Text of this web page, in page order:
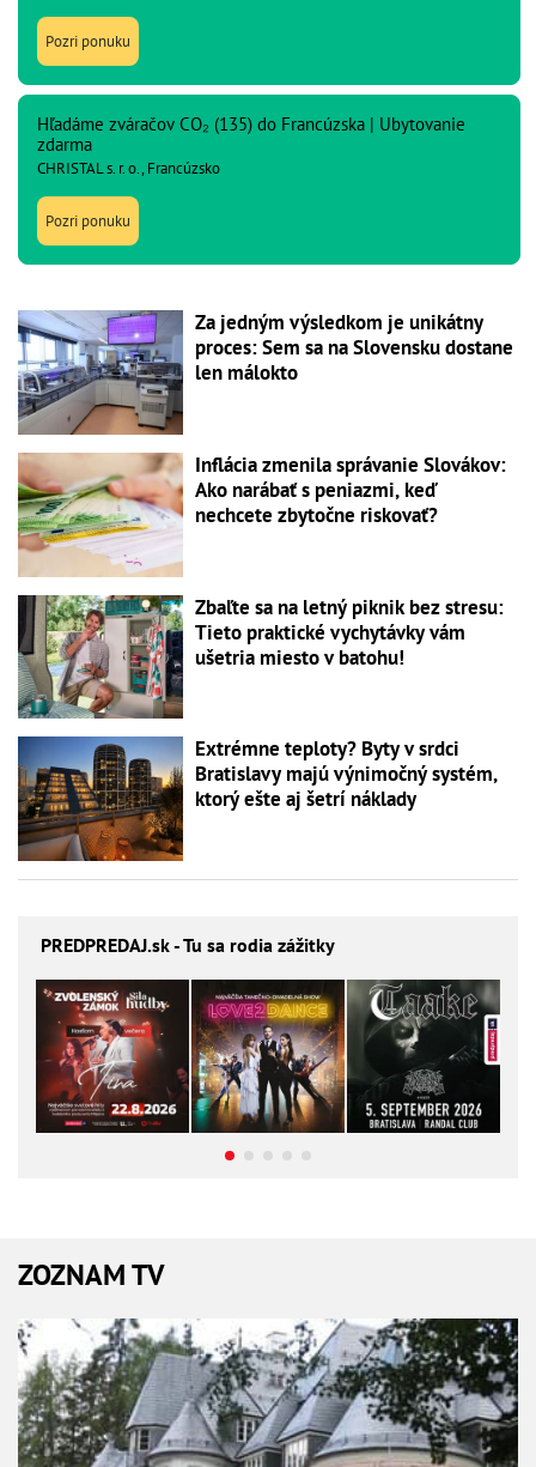
Pozri ponuku
Hľadáme zváračov CO₂ (135) do Francúzska | Ubytovanie
zdarma
CHRISTAL s. r. o., Francúzsko
Pozri ponuku
Za jedným výsledkom je unikátny
proces: Sem sa na Slovensku dostane
len málokto
Inflácia zmenila správanie Slovákov:
Ako narábať s peniazmi, keď
nechcete zbytočne riskovať?
Zbaľte sa na letný piknik bez stresu:
Tieto praktické vychytávky vám
ušetria miesto v batohu!
Extrémne teploty? Byty v srdci
Bratislavy majú výnimočný systém,
ktorý ešte aj šetrí náklady
PREDPREDAJ.sk - Tu sa rodia zážitky
ZOZNAM TV